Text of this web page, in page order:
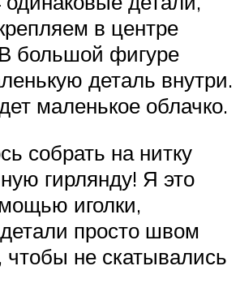
в центре
большой фигуре
деталь внутри.
маленькое облачко.
собрать на нитку
гирлянду! Я это
иголки,
просто швом
чтобы не скатывались